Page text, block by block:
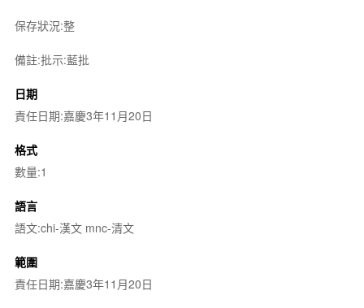
保存狀況:整
備註:批示:藍批
日期
責任日期:嘉慶3年11月20日
格式
數量:1
語言
語文:chi-漢文 mnc-清文
範圍
責任日期:嘉慶3年11月20日